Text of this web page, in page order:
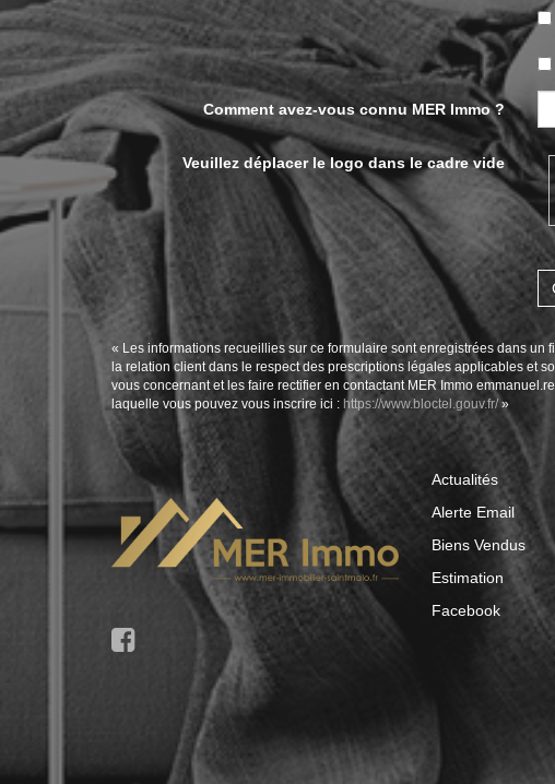
Comment avez-vous connu MER Immo ?
Veuillez déplacer le logo dans le cadre vide
« Les informations recueillies sur ce formulaire sont enregistrées dans
la relation client dans le respect des prescriptions légales applicables et
vous concernant et les faire rectifier en contactant MER Immo
laquelle vous pouvez vous inscrire ici : https://www.bloctel.gouv.fr/»
Actualités
Alerte Email
Biens Vendus
Estimation
Facebook